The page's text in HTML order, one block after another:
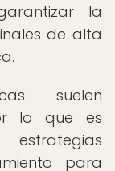
la
de alta
suelen
lo que es
para